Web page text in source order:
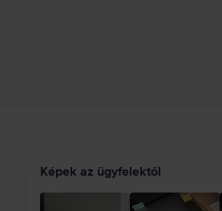
Képek az ügyfelektől